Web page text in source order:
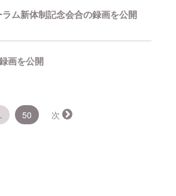
ム新体制記念会合の録画を公開
画を公開
50 次